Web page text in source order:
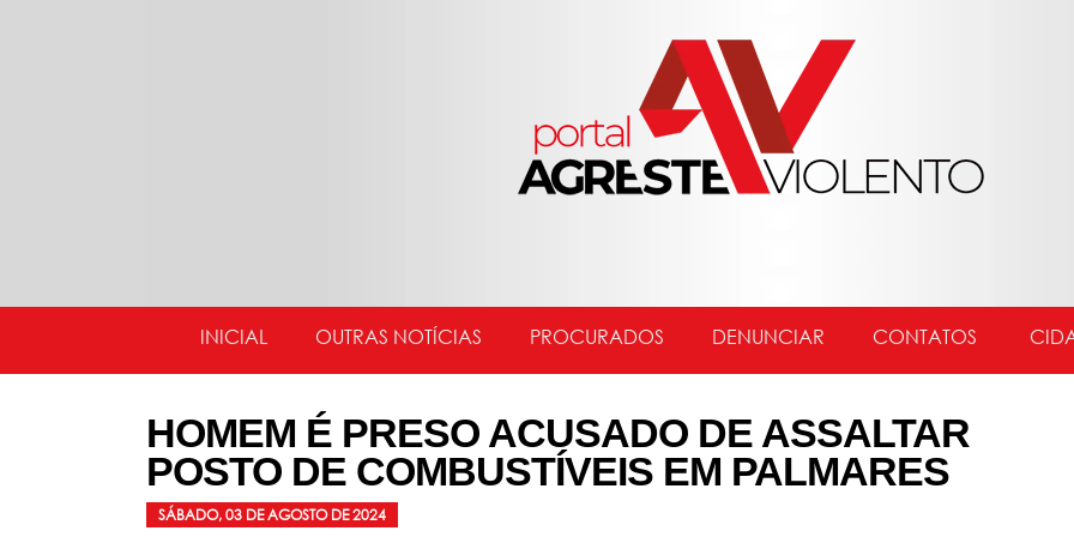
INICIAL OUTRAS NOTÍCIAS PROCURADOS DENUNCIAR CONTATOS
HOMEM É PRESO ACUSADO DE ASSALTAR
POSTO DE COMBUSTÍVEIS EM PALMARES
SÁBADO, 03 DE AGOSTO DE 2024